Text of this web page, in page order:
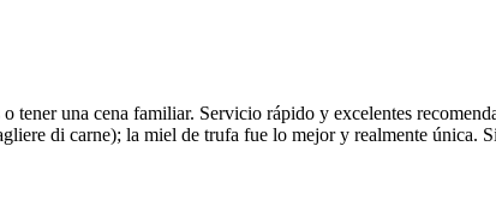
tener una cena familiar. Servicio rápido y excelentes
di carne); la miel de trufa fue lo mejor y realmente única.